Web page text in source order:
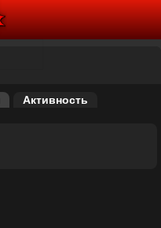
Активность